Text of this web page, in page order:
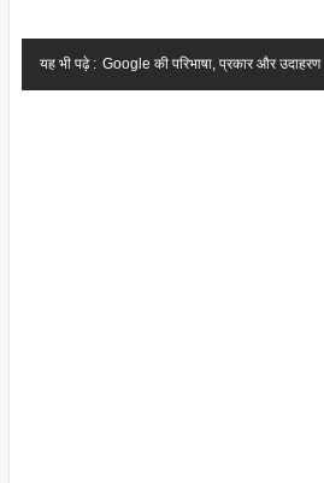
यह भी पढ़े : Google की परिभाषा, प्रकार और उदाहरण